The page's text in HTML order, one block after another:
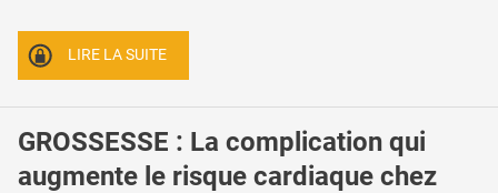
LIRE LA SUITE
GROSSESSE : La complication qui
augmente le risque cardiaque chez